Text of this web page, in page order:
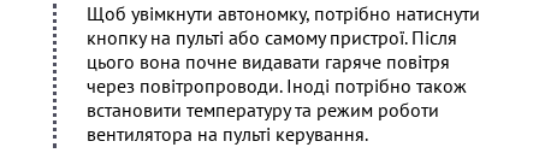
Щоб увімкнути автономку, потрібно натиснути
кнопку на пульті або самому пристрої. Після
цього вона почне видавати гаряче повітря
через повітропроводи. Іноді потрібно також
встановити температуру та режим роботи
вентилятора на пульті керування.